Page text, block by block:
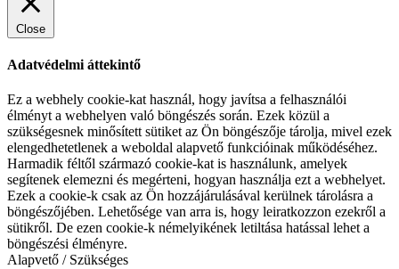
Close
Adatvédelmi áttekintő
Ez a webhely cookie-kat használ, hogy javítsa a felhasználói
élményt a webhelyen való böngészés során. Ezek közül a
szükségesnek minősített sütiket az Ön böngészője tárolja, mivel ezek
elengedhetetlenek a weboldal alapvető funkcióinak működéséhez.
Harmadik féltől származó cookie-kat is használunk, amelyek
segítenek elemezni és megérteni, hogyan használja ezt a webhelyet.
Ezek a cookie-k csak az Ön hozzájárulásával kerülnek tárolásra a
böngészőjében. Lehetősége van arra is, hogy leiratkozzon ezekről a
sütikről. De ezen cookie-k némelyikének letiltása hatással lehet a
böngészési élményre.
Alapvető / Szükséges